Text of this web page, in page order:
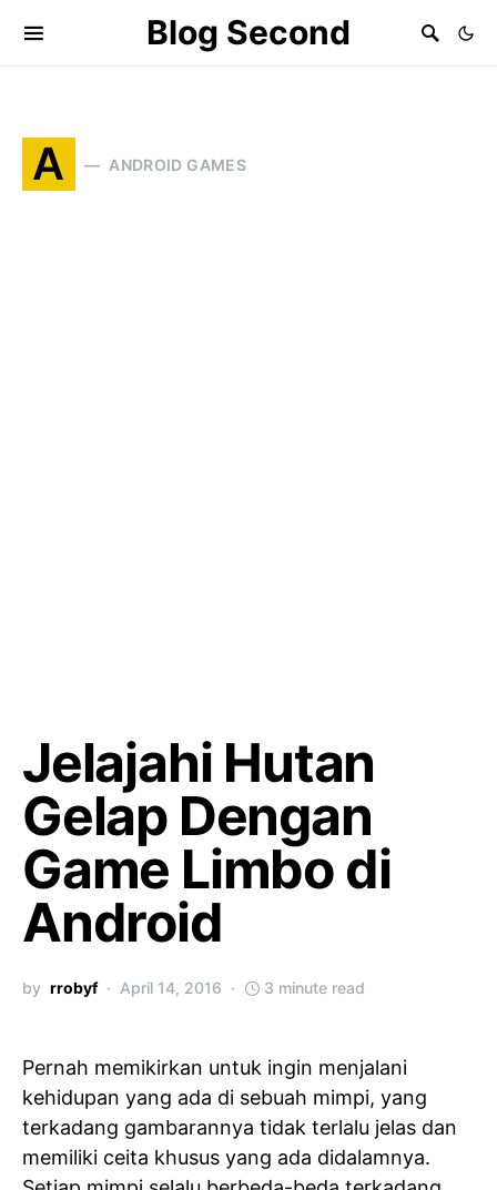
Blog Second
A ANDROID GAMES
Jelajahi Hutan
Gelap Dengan
Game Limbo di
Android
by rrobyf April 14, 2016 3 minute read
Pernah memikirkan untuk ingin menjalani
kehidupan yang ada di sebuah mimpi, yang
terkadang gambarannya tidak terlalu jelas dan
memiliki ceita khusus yang ada didalamnya.